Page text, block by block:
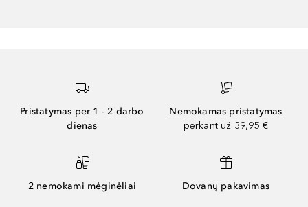
Pristatymas per 1 - 2 darbo
dienas
Nemokamas pristatymas
perkant už 39,95 €
2 nemokami mėginėliai Dovanų pakavimas